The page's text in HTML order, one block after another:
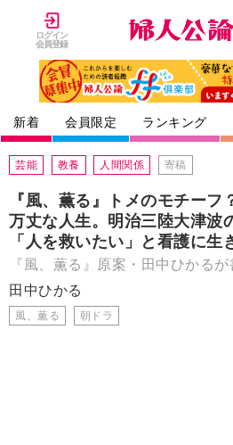
ログイン
会員登録
新着 会員限定 ランキング
芸能 教養 人間関係 寄稿
『風、薫る』トメのモチー
万丈な人生。明治三陸大津波
「人を救いたい」と看護に生
『風、薫る』原案・田中ひかるが
田中ひかる
風、薫る 朝ドラ